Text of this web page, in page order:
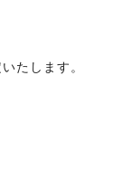
たします。